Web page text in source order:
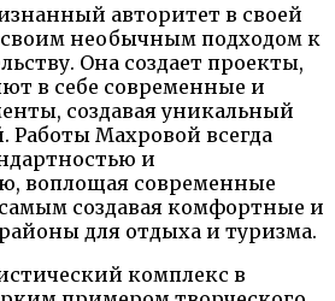
авторитет в своей
своим необычным подходом к
Она создает проекты,
в себе современные и
создавая уникальный
Работы Махровой всегда
и
воплощая современные
создавая комфортные и
для отдыха и туризма.
комплекс в